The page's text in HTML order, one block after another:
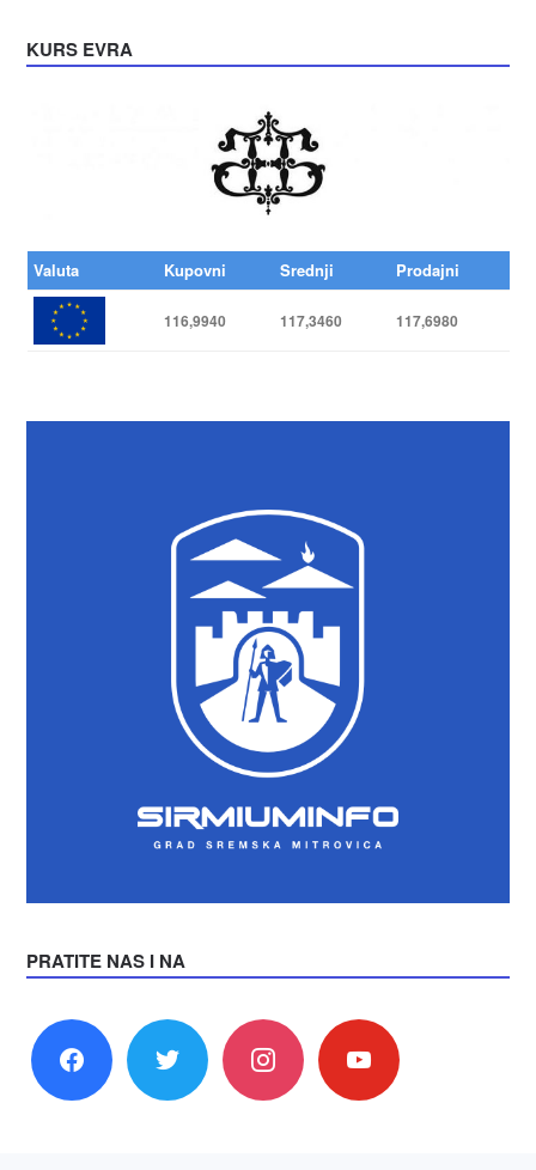
KURS EVRA
Valuta Kupovni Srednji Prodajni
116,9940 117,3460 117,6980
PRATITE NAS I NA
facebook twitter instagram youtube